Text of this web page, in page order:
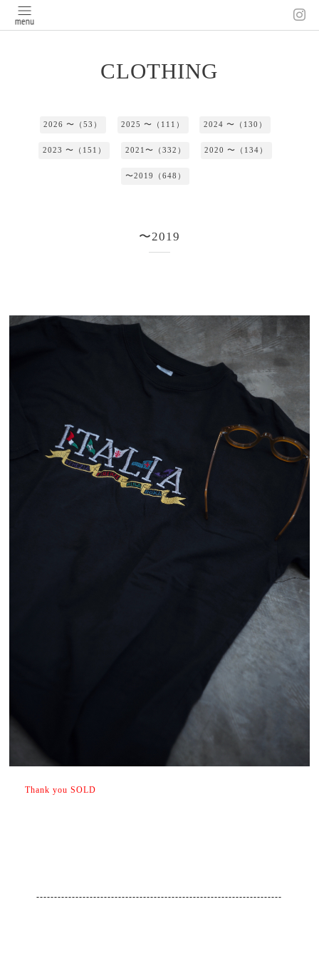
CLOTHING
2026 〜（53） 2025 〜（111） 2024 〜（130）
2023 〜（151） 2021〜（332） 2020 〜（134）
〜2019（648）
〜2019
Thank you SOLD
---------------------------------------------------------------------